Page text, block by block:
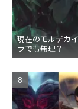
現在のモルデカ
ラでも無理？」